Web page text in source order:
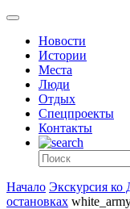
Новости
Истории
Места
Люди
Отдых
Спецпроекты
Контакты
Начало Экскурсия ко
остановках